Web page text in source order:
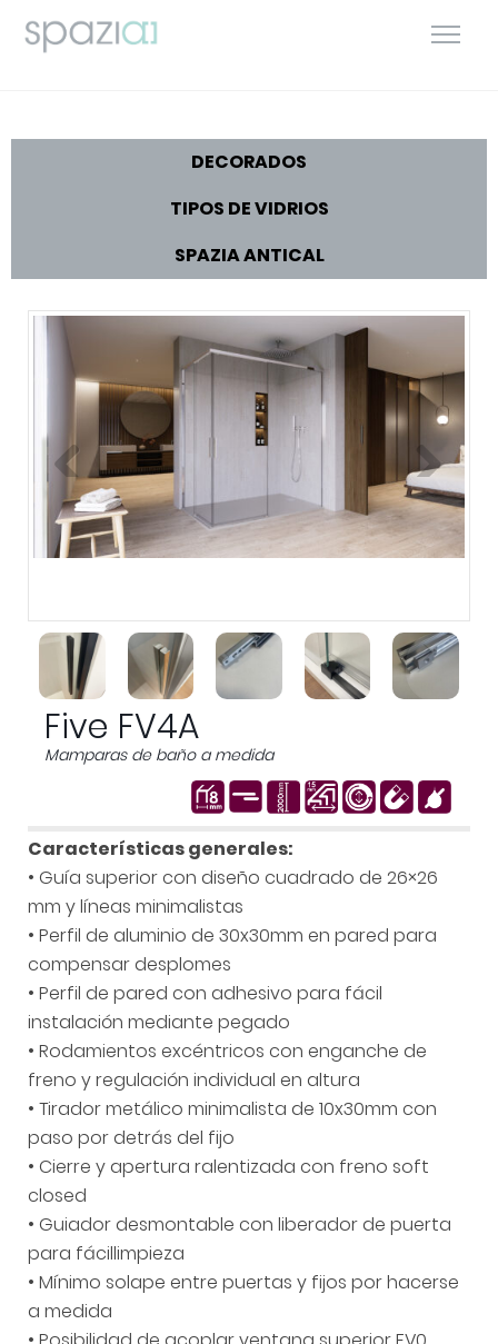
DECORADOS
TIPOS DE VIDRIOS
SPAZIA ANTICAL
Previous Next
Five FV4A
Mamparas de baño a medida
Características generales:
• Guía superior con diseño cuadrado de 26×26
mm y líneas minimalistas
• Perfil de aluminio de 30x30mm en pared para
compensar desplomes
• Perfil de pared con adhesivo para fácil
instalación mediante pegado
• Rodamientos excéntricos con enganche de
freno y regulación individual en altura
• Tirador metálico minimalista de 10x30mm con
paso por detrás del fijo
• Cierre y apertura ralentizada con freno soft
closed
• Guiador desmontable con liberador de puerta
para fácillimpieza
• Mínimo solape entre puertas y fijos por hacerse
a medida